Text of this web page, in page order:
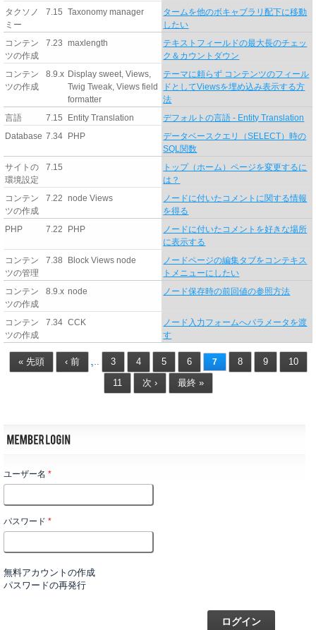
タクソノ
ミー
7.15 Taxonomy manager
タームを他のボキャブラリ配下に移動
したい
コンテン
ツの作成
7.23 maxlength
テキストフィールドの最大長のチェッ
ク＆カウントダウン
コンテン
ツの作成
8.9.x Display sweet, Views,
Twig Tweak, Views field
formatter
テーマに頼らず コンテンツのフィール
ドとしてViewsを埋め込み表示する方
法
言語
7.15 Entity Translation
デフォルトの言語 - Entity Translation
Database 7.34 PHP
データベースクエリ（SELECT）時の
SQL関数
サイトの
環境設定
7.15
トップ（ホーム）ページを変更するに
は？
コンテン
ツの作成
7.22 node Views
ノードに付いたコメントに関する情報
を得る
PHP
7.22 PHP
ノードに付いたコメントを好きな場所
に表示する
コンテン
ツの管理
7.38 Block Views node
ノードページの編集タブをコンテキス
トメニューにしたい
コンテン
ツの作成
8.9.x node ノード保存時の前回値の参照方法
コンテン
ツの作成
7.34 CCK
ノード入力フォームへパラメータを渡
す
« 先頭 ‹ 前 … 3 4 5 6 7 8 9
10
11
次 › 最終 »
ユーザー名 *
パスワード *
無料アカウントの作成
パスワードの再発行